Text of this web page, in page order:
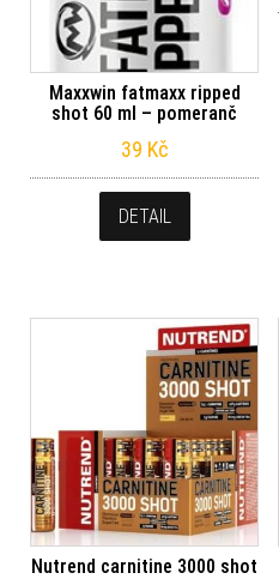
Maxxwin fatmaxx ripped
shot 60 ml – pomeranč
39 Kč
DETAIL
Nutrend carnitine 3000 shot